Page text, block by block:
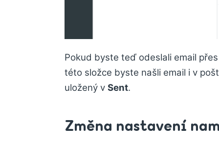
Pokud byste teď odeslali email
této složce byste našli email i v
uložený v Sent.
Změna nastavení